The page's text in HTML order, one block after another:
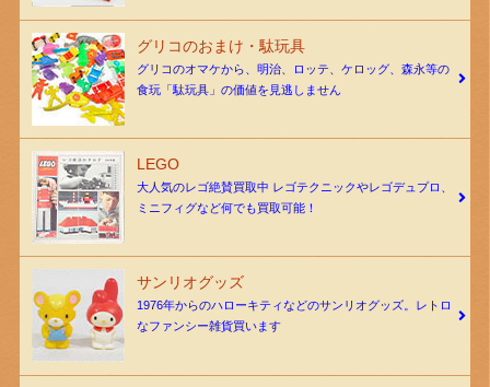
グリコのおまけ・駄玩具
グリコのオマケから、明治、ロッテ、ケロッグ、森永等の
食玩「駄玩具」の価値を見逃しません
LEGO
大人気のレゴ絶賛買取中 レゴテクニックやレゴデュプロ、
ミニフィグなど何でも買取可能！
サンリオグッズ
1976年からのハローキティなどのサンリオグッズ。レトロ
なファンシー雑貨買います